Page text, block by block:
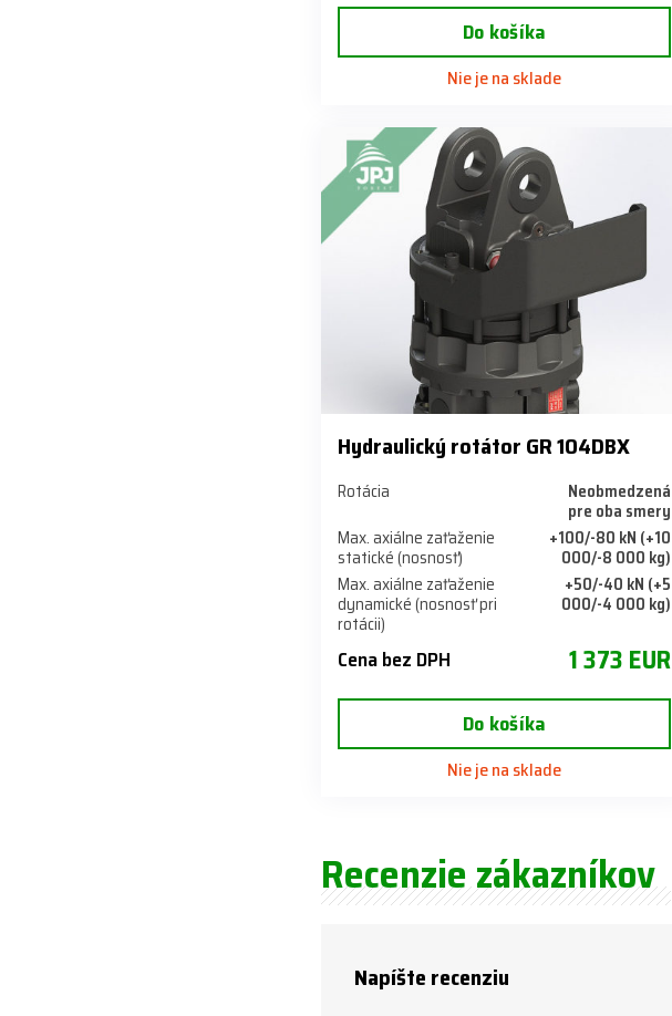
Do košíka
Nie je na sklade
Hydraulický rotátor GR 104DBX
Rotácia Neobmedzená
pre oba smery
Max. axiálne zaťaženie
statické (nosnosť)
+100/-80 kN (+10
000/-8 000 kg)
Max. axiálne zaťaženie
dynamické (nosnosť pri
rotácii)
+50/-40 kN (+5
000/-4 000 kg)
Cena bez DPH 1 373 EUR
Do košíka
Nie je na sklade
Recenzie zákazníkov
Napíšte recenziu